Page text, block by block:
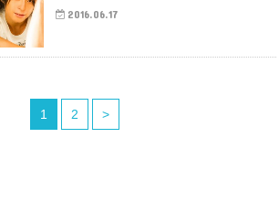
2016.06.17
1 2 >